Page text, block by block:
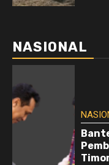
NASIONAL